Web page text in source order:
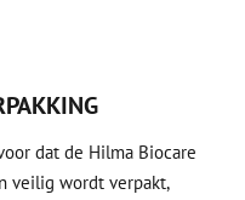
dat de Hilma Biocare
veilig wordt verpakt,